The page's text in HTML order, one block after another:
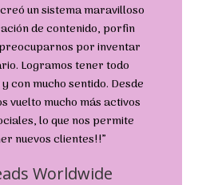
un sistema maravilloso
de contenido, porfin
por inventar
Logramos tener todo
con mucho sentido. Desde
vuelto mucho más activos
lo que nos permite
nuevos clientes!!”
Worldwide